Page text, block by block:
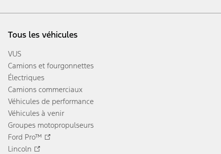
Tous les véhicules
VUS
Camions et fourgonnettes
Électriques
Camions commerciaux
Véhicules de performance
Véhicules à venir
Groupes motopropulseurs
Ford Pro™
Lincoln